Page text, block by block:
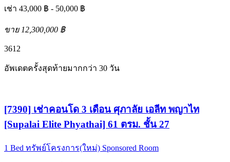
เช่า 43,000 ฿ - 50,000 ฿
ขาย 12,300,000 ฿
3612
อัพเดตครั้งสุดท้ายมากกว่า 30 วัน
[7390] เช่าคอนโด 3 เดือน ศุภาลัย เอลีท พญาไท
[Supalai Elite Phyathai] 61 ตรม. ชั้น 27
1 Bed ทรัพย์โครงการ(ใหม่) Sponsored Room